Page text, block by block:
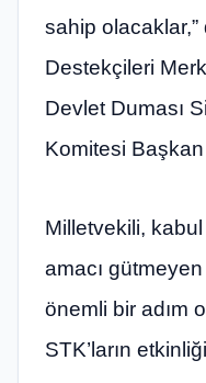
sahip
Destekçileri
Devlet Duması
Komitesi Başkan
Milletvekili,
amacı
önemli bir adım
STK’ların